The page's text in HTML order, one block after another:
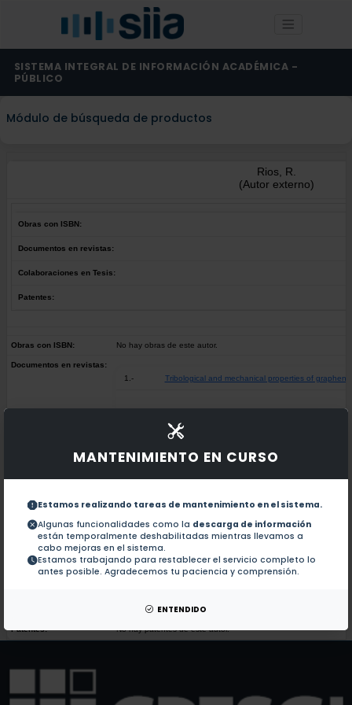
MANTENIMIENTO EN CURSO
Estamos realizando tareas de mantenimiento en el sistema.
Algunas funcionalidades como la descarga de información
están temporalmente deshabilitadas mientras llevamos a
cabo mejoras en el sistema.
Estamos trabajando para restablecer el servicio completo lo
antes posible. Agradecemos tu paciencia y comprensión.
ENTENDIDO
SISTEMA INTEGRAL DE INFORMACIÓN ACADÉMICA -
PÚBLICO
Módulo de búsqueda de productos
Rios, R.
(Autor externo)
Obras con ISBN:
Documentos en revistas:
Colaboraciones en Tesis:
Patentes:
Obras con ISBN: No hay obras de este autor.
Documentos en revistas:
1.-
Tribological and mechanical properties of
Reconfiguration Distributed Objects in an
5.- Treatment of maize processing industry
No hay tesis de este autor.
Patentes: No hay patentes de este autor.